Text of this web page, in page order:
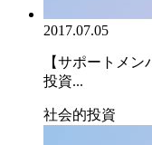
2017.07.05
【サポートメ
投資...
社会的投資